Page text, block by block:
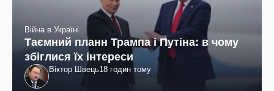
Війна в Україні
Таємний планн Трампа і Путіна: в чому
збіглися їх інтереси
Віктор Швець18 годин тому